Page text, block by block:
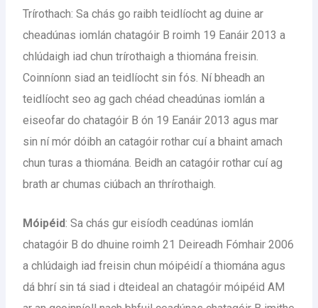
Trírothach: Sa chás go raibh teidlíocht ag duine ar
cheadúnas iomlán chatagóir B roimh 19 Eanáir 2013 a
chlúdaigh iad chun trírothaigh a thiomána freisin.
Coinníonn siad an teidlíocht sin fós. Ní bheadh ​​an
teidlíocht seo ag gach chéad cheadúnas iomlán a
eiseofar do chatagóir B ón 19 Eanáir 2013 agus mar
sin ní mór dóibh an catagóir rothar cuí a bhaint amach
chun turas a thiomána. Beidh an catagóir rothar cuí ag
brath ar chumas ciúbach an thrírothaigh.
Móipéid: Sa chás gur eisíodh ceadúnas iomlán
chatagóir B do dhuine roimh 21 Deireadh Fómhair 2006
a chlúdaigh iad freisin chun móipéidí a thiomána agus
dá bhrí sin tá siad i dteideal an chatagóir móipéid AM